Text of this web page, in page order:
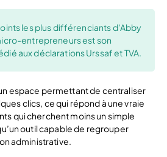
les plus différenciants d’Abby
entrepreneurs est son
aux déclarations Urssaf et TVA.
espace permettant de centraliser
clics, ce qui répond à une vraie
qui cherchent moins un simple
outil capable de regrouper
administrative.